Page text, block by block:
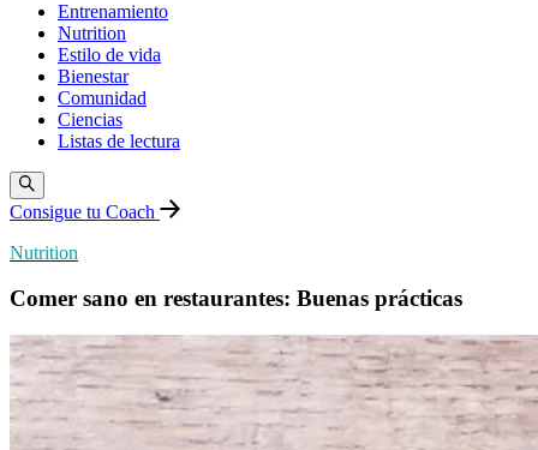
Entrenamiento
Nutrition
Estilo de vida
Bienestar
Comunidad
Ciencias
Listas de lectura
Consigue tu Coach
Nutrition
Comer sano en restaurantes: Buenas prácticas